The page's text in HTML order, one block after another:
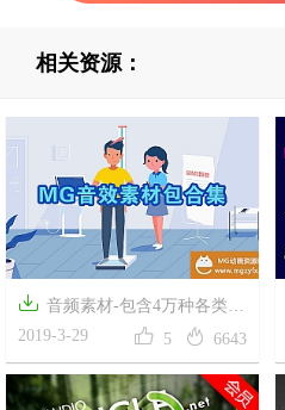
相关资源：
 音频素材-包含4万种各类
MG类型的音效集合包总大小
8GB
2019-3-29  5  6643